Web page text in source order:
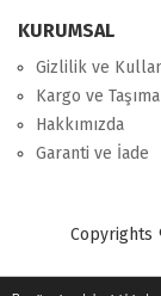
KURUMSAL
Gizlilik ve
Kargo ve
Hakkımızda
Garanti ve İade
Copyrights